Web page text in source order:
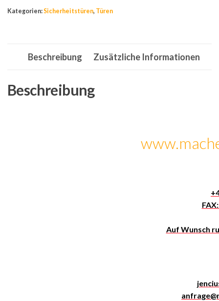
Menge
Kategorien:Sicherheitstüren, Türen
Beschreibung Zusätzliche Informationen
Beschreibung
Auf Wunsch